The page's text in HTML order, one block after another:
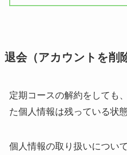
退会（アカウントを削
定期コースの解約をしても
た個人情報は残っている状態
個人情報の取り扱いについ